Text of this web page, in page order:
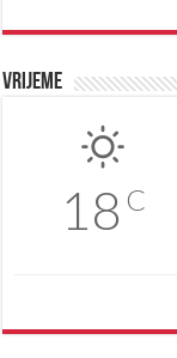
Vrijeme
18 C